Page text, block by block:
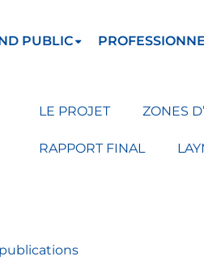
PUBLIC
LE PROJET ZONES
RAPPORT FINAL